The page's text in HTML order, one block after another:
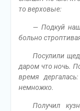
то верховые:
— Подкуй
больно
Посулили
даром что ночь.
время
немножко.
Получил